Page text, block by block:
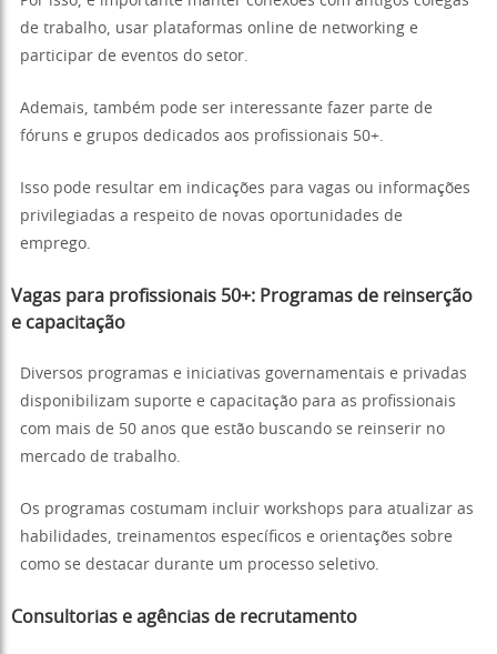
de trabalho, usar plataformas online de networking e
participar de eventos do setor.
Ademais, também pode ser interessante fazer parte de
fóruns e grupos dedicados aos profissionais 50+.
Isso pode resultar em indicações para vagas ou informações
privilegiadas a respeito de novas oportunidades de
emprego.
Vagas para profissionais 50+: Programas de reinserção
e capacitação
Diversos programas e iniciativas governamentais e privadas
disponibilizam suporte e capacitação para as profissionais
com mais de 50 anos que estão buscando se reinserir no
mercado de trabalho.
Os programas costumam incluir workshops para atualizar as
habilidades, treinamentos específicos e orientações sobre
como se destacar durante um processo seletivo.
Consultorias e agências de recrutamento